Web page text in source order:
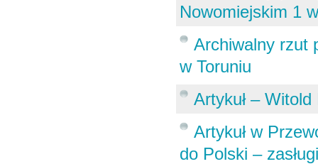
Nowomiejskim 1
Archiwalny rzut
w Toruniu
Artykuł –
Artykuł w
do Polski –